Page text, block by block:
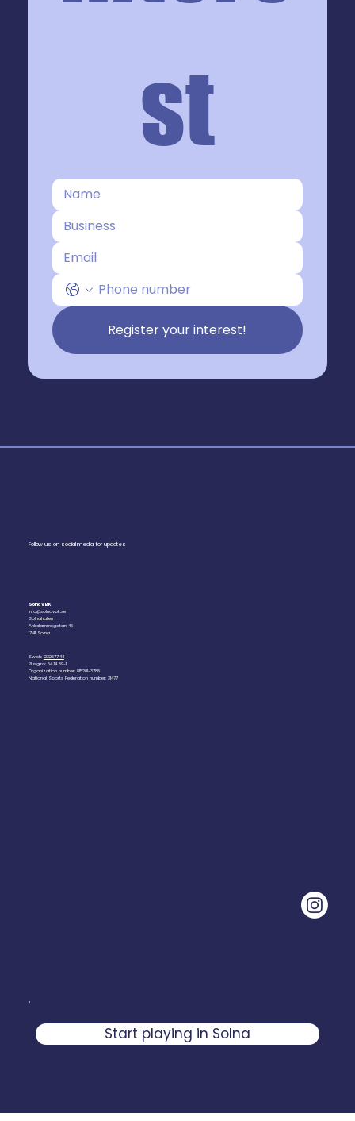
st
Register your interest!
Follow us on social media for updates
Solna VBK
info@solnavbk.se
Solnahallen
Ankdammsgatan 46
17141 Solna
Swish:1232677144
Plusgiro: 54 14 89-1
Organization number: 815201-3788
National Sports Federation number: 31477
Start playing in Solna